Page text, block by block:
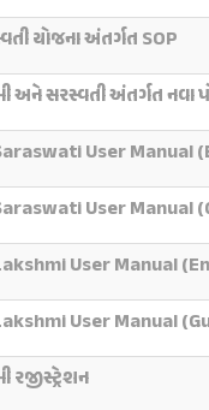
યોજના અંતર્ગત SOP
અને સરસ્વતી અંતર્ગત નવા
User Manual
User Manual
User Manual
User Manual
રજીસ્ટ્રેશન